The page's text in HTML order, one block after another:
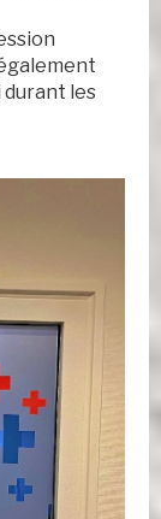
les